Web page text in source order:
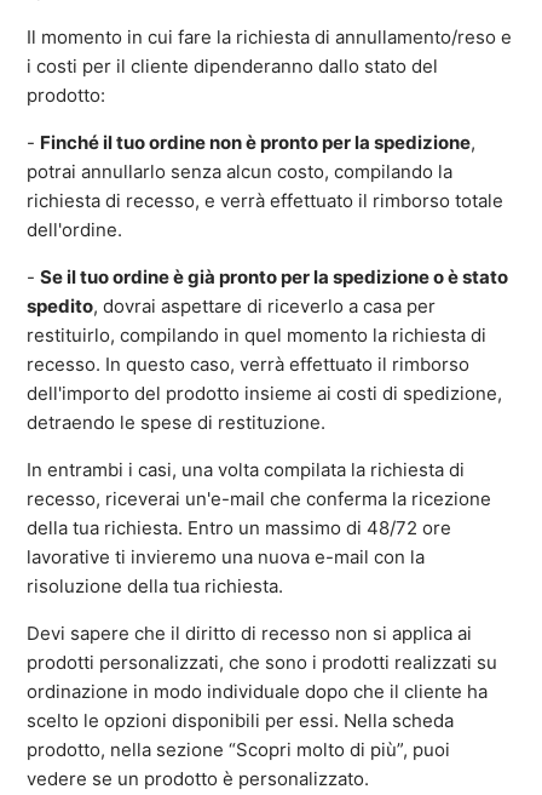
Il momento in cui fare la richiesta di annullamento/reso e
i costi per il cliente dipenderanno dallo stato del
prodotto:
- Finché il tuo ordine non è pronto per la spedizione,
potrai annullarlo senza alcun costo, compilando la
richiesta di recesso, e verrà effettuato il rimborso totale
dell'ordine.
-Se il tuo ordine è già pronto per la spedizione o è stato
spedito, dovrai aspettare di riceverlo a casa per
restituirlo, compilando in quel momento la richiesta di
recesso. In questo caso, verrà effettuato il rimborso
dell'importo del prodotto insieme ai costi di spedizione,
detraendo le spese di restituzione.
In entrambi i casi, una volta compilata la richiesta di
recesso, riceverai un'e-mail che conferma la ricezione
della tua richiesta. Entro un massimo di 48/72 ore
lavorative ti invieremo una nuova e-mail con la
risoluzione della tua richiesta.
Devi sapere che il diritto di recesso non si applica ai
prodotti personalizzati, che sono i prodotti realizzati su
ordinazione in modo individuale dopo che il cliente ha
scelto le opzioni disponibili per essi. Nella scheda
prodotto, nella sezione “Scopri molto di più”, puoi
vedere se un prodotto è personalizzato.